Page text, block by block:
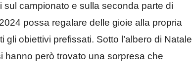
sul campionato e sulla seconda parte di
possa regalare delle gioie alla propria
obiettivi prefissati. Sotto l’albero di Natale
hanno però trovato una sorpresa che